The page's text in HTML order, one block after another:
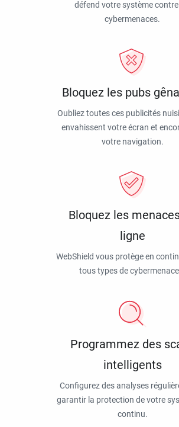
défend votre système
cybermenaces.
Bloquez les pubs
Oubliez toutes ces publicités
envahissent votre écran et
votre navigation.
Bloquez les
ligne
WebShield vous protège en
tous types de
Programmez des
intelligents
Configurez des analyses
garantir la protection de votre
continu.